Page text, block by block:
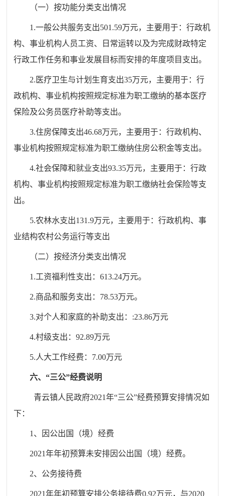
（一）按功能分类支出情况
1 .一般公共服务支出501.59万元，主要用于：行政机
构、事业机构人员工资、日常运转以及为完成财政特定
行政工作任务和事业发展目标而安排的年度项目支出。
2.医疗卫生与计划生育支出35万元，主要用于：行
政机构、事业机构按照规定标准为职工缴纳的基本医疗
保险及公务员医疗补助等支出。
3.住房保障支出46.68万元，主要用于：行政机构、
事业机构按照规定标准为职工缴纳住房公积金等支出。
4.社会保障和就业支出93.35万元，主要用于：行政
机构、事业机构按照规定标准为职工缴纳社会保险等支
出。
5.农林水支出131.9万元，主要用于：行政机构、事
业结构农村公务运行等支出
（二）按经济分类支出情况
1.工资福利性支出：613.24万元。
2.商品和服务支出：78.53万元。
3.对个人和家庭的补助支出：:23.86万元
4.村级支出：92.89万元
5.人大工作经费：7.00万元
六、“三公”经费说明
青云镇人民政府2021年“三公”经费预算安排情况如
下：
1、因公出国（境）经费
2021年年初预算未安排因公出国（境）经费。
2、公务接待费
2021年年初预算安排公务接待费0.92万元，与2020